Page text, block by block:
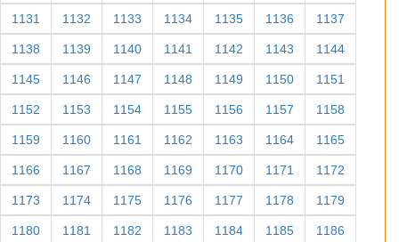
1131 1132 1133 1134 1135 1136 1137
1138 1139 1140 1141 1142 1143 1144
1145 1146 1147 1148 1149 1150 1151
1152 1153 1154 1155 1156 1157 1158
1159 1160 1161 1162 1163 1164 1165
1166 1167 1168 1169 1170 1171 1172
1173 1174 1175 1176 1177 1178 1179
1180 1181 1182 1183 1184 1185 1186